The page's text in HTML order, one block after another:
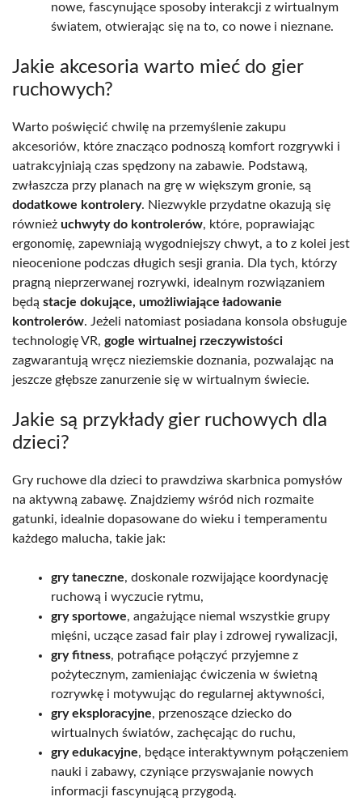
nowe, fascynujące sposoby interakcji z wirtualnym
światem, otwierając się na to, co nowe i nieznane.
Jakie akcesoria warto mieć do gier
ruchowych?
Warto poświęcić chwilę na przemyślenie zakupu
akcesoriów, które znacząco podnoszą komfort rozgrywki i
uatrakcyjniają czas spędzony na zabawie. Podstawą,
zwłaszcza przy planach na grę w większym gronie, są
dodatkowe kontrolery. Niezwykle przydatne okazują się
również uchwyty do kontrolerów, które, poprawiając
ergonomię, zapewniają wygodniejszy chwyt, a to z kolei jest
nieocenione podczas długich sesji grania. Dla tych, którzy
pragną nieprzerwanej rozrywki, idealnym rozwiązaniem
będą stacje dokujące, umożliwiające ładowanie
kontrolerów. Jeżeli natomiast posiadana konsola obsługuje
technologię VR, gogle wirtualnej rzeczywistości
zagwarantują wręcz nieziemskie doznania, pozwalając na
jeszcze głębsze zanurzenie się w wirtualnym świecie.
Jakie są przykłady gier ruchowych dla
dzieci?
Gry ruchowe dla dzieci to prawdziwa skarbnica pomysłów
na aktywną zabawę. Znajdziemy wśród nich rozmaite
gatunki, idealnie dopasowane do wieku i temperamentu
każdego malucha, takie jak:
gry taneczne, doskonale rozwijające koordynację
ruchową i wyczucie rytmu,
gry sportowe, angażujące niemal wszystkie grupy
mięśni, uczące zasad fair play i zdrowej rywalizacji,
gry fitness, potrafiące połączyć przyjemne z
pożytecznym, zamieniając ćwiczenia w świetną
rozrywkę i motywując do regularnej aktywności,
gry eksploracyjne, przenoszące dziecko do
wirtualnych światów, zachęcając do ruchu,
gry edukacyjne, będące interaktywnym połączeniem
nauki i zabawy, czyniące przyswajanie nowych
informacji fascynującą przygodą.